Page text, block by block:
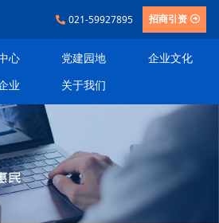
021-59927895 招商引资
心 党建园地
企业文化
业 关于我们